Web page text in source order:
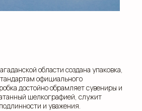
области создана упаковка,
официального
достойно обрамляет сувениры и
шелкографией, служит
и уважения.